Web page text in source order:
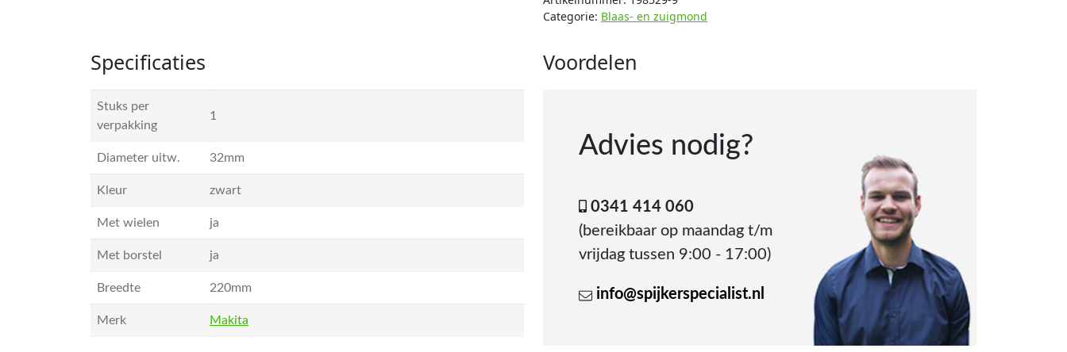
Categorie: Blaas- en zuigmond
Specificaties
Stuks per
verpakking
1
Diameter uitw. 32mm
Kleur zwart
Met wielen ja
Met borstel ja
Breedte 220mm
Merk Makita
Voordelen
Advies nodig?
0341 414 060
(bereikbaar op maandag t/m
vrijdag tussen 9:00 - 17:00)
info@spijkerspecialist.nl